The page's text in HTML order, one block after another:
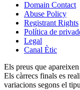
Domain Contact
Abuse Policy
Registrant Rights
Política de
Legal
Canal Ètic
Els preus que
Els càrrecs finals es
variacions segons el